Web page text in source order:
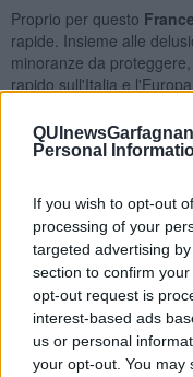
Personal
If you wish to opt-out
processing of your
targeted advertising
section to confirm
opt-out request is
interest-based ads
us or personal
your opt-out. You may
Proprio per questo
rapide. Insieme alle
minoranze da
rapido sull'Italia e
petrolifere, delle
perché i cittadini non ne
fregano le mani.
E sono proprio loro
aerei, scorte.La
pieno di benzina o di
del paniere della spesa,